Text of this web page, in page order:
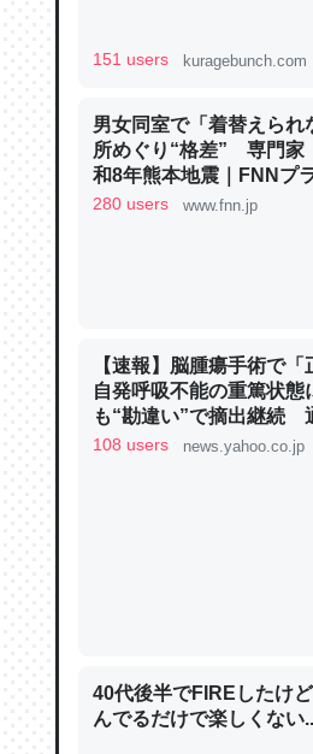
─ニュース :: 【研究発表】昆
論文では「淡水はカルシ
は」とあって面白い。海
─ニュース :: 【研究発表】昆
これを元に考えるとカル
類だと殻を無くしてナメク
─ニュース :: 【研究発表】昆
ウチもEchoを実家に置
れ見て生きてるなって分か
─たまにLINEするくらいだっ
151 users kuragebunch.com
男女同室で「着替えら
所めぐり“格差” 専門
和8年熊本地震｜FNNプ
280 users www.fnn.jp
【速報】脳腫瘍手術で
自発呼吸不能の重篤状
も“勘違い”で摘出継続
手足も動かず 京大病院
108 users news.yahoo.co.jp
40代後半でFIREしたけ
んでるだけで楽しくない..